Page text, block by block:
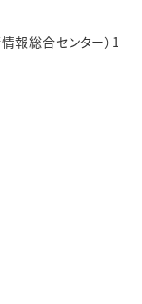
総合センター）1